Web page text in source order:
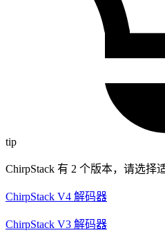
tip
ChirpStack 有 2 个版本，请选择
ChirpStack V4 解码器
ChirpStack V3 解码器